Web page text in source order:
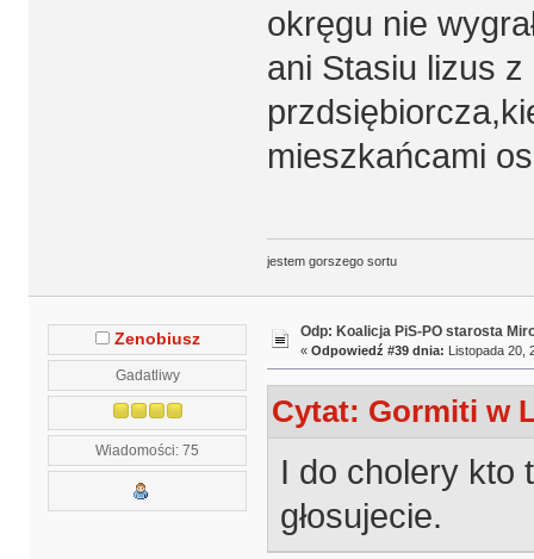
okręgu nie
ani Stasiu lizus z
mieszkańcami
jestem gorszego sortu
Zenobiusz
Gadatliwy
Wiadomości: 75
Odp: Koalicja PiS-PO starosta
« Odpowiedź #39 dnia: Listopada 20,
Cytat: Gormiti w
I do cholery kto
głosujecie.